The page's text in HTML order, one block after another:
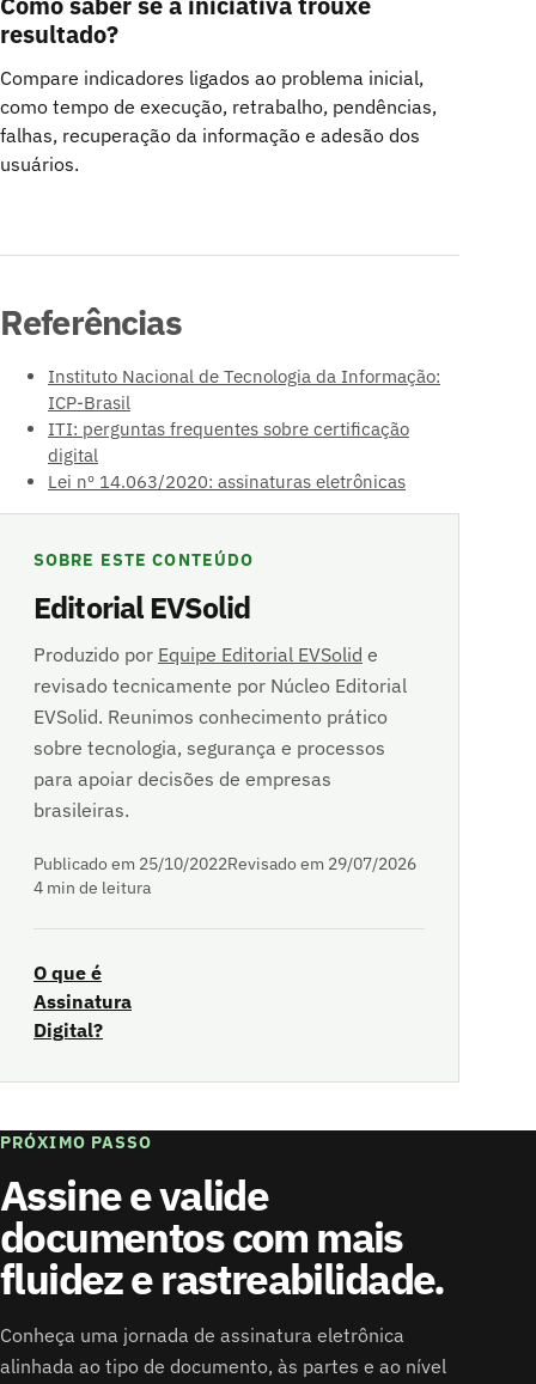
resultado?
Compare indicadores ligados ao problema inicial,
como tempo de execução, retrabalho, pendências,
falhas, recuperação da informação e adesão dos
usuários.
Referências
Instituto Nacional de Tecnologia da Informação:
ICP-Brasil
ITI: perguntas frequentes sobre certificação
digital
Lei nº 14.063/2020: assinaturas eletrônicas
SOBRE ESTE CONTEÚDO
Editorial EVSolid
Produzido por Equipe Editorial EVSolid e
revisado tecnicamente por Núcleo Editorial
EVSolid. Reunimos conhecimento prático
sobre tecnologia, segurança e processos
para apoiar decisões de empresas
brasileiras.
Publicado em 25/10/2022Revisado em 29/07/2026
4 min de leitura
O que é
Assinatura
Digital?
PRÓXIMO PASSO
Assine e valide
documentos com mais
fluidez e rastreabilidade.
Conheça uma jornada de assinatura eletrônica
alinhada ao tipo de documento, às partes e ao nível